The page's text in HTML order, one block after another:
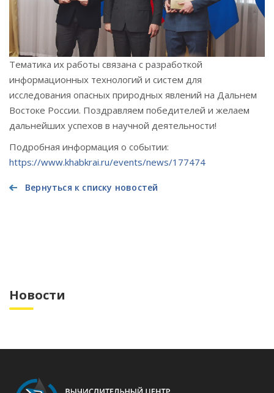
Тематика их работы связана с разработкой
информационных технологий и систем для
исследования опасных природных явлений на Дальнем
Востоке России. Поздравляем победителей и желаем
дальнейших успехов в научной деятельности!
Подробная информация о событии:
https://www.khabkrai.ru/events/news/177474
Вернуться к списку новостей
Новости